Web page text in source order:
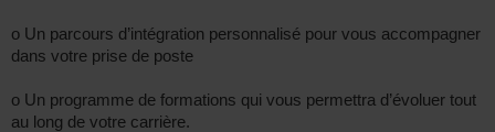
o Un parcours d’intégration personnalisé pour vous accompagner
dans votre prise de poste
o Un programme de formations qui vous permettra d’évoluer tout
au long de votre carrière.